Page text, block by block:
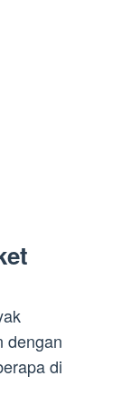
dengan
di